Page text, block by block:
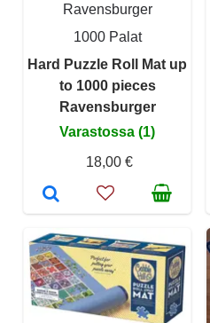
Ravensburger
1000 Palat
Hard Puzzle Roll Mat up
to 1000 pieces
Ravensburger
Varastossa (1)
18,00 €